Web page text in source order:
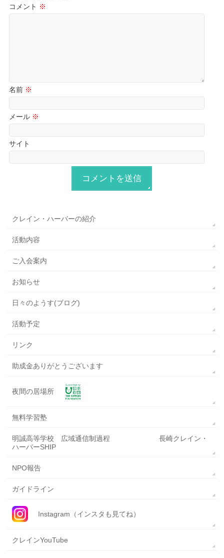
コメント ※
名前 ※
メール ※
サイト
クレイン・ハーバーの紹介
活動内容
ご入会案内
お知らせ
日々のようす(ブログ)
活動予定
リンク
助成金ありがとうございます
夜間の居場所
無料学習塾
明誠高等学校 広域通信制過程 長崎クレイン・
ハーバーSHIP
NPO報告
ガイドライン
Instagram（インスタも見てね）
クレインYouTube